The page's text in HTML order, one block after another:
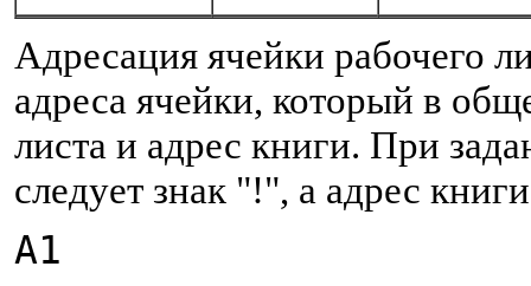
Адресация ячейки рабочего
адреса ячейки, который в
листа и адрес книги. При
следует знак "!", а адрес
А1